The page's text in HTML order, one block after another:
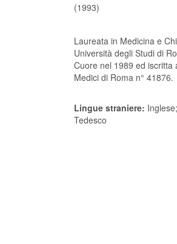
(1993)
Laureata in Medicina e
Università degli Studi di
Cuore nel 1989 ed iscritta
Medici di Roma n° 41876.
Lingue straniere:
Tedesco